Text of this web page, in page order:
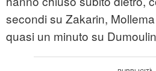
secondi su Zakarin,
quasi un minuto su